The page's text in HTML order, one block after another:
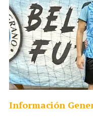
Información